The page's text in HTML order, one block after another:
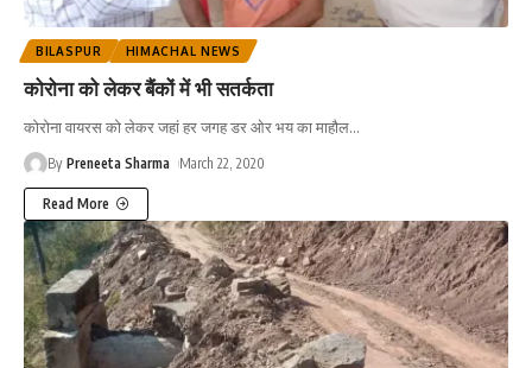
BILASPUR HIMACHAL NEWS
कोरोना को लेकर बैंकों में भी सतर्कता
कोरोना वायरस को लेकर जहां हर जगह डर ओर भय का माहौल…
By Preneeta Sharma March 22, 2020
Read More